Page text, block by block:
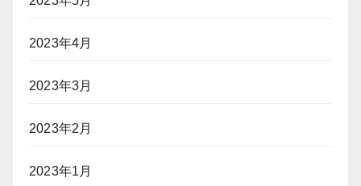
2023年4月
2023年3月
2023年2月
2023年1月